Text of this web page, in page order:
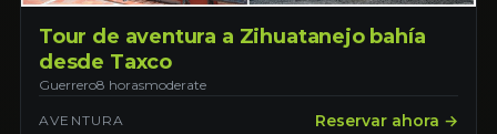
Tour de aventura a Zihuatanejo bahía
desde Taxco
Guerrero8 horasmoderate
AVENTURA Reservar ahora →